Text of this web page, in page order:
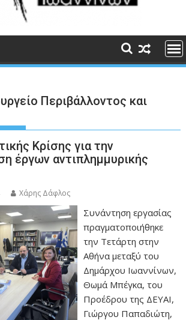
Περιβάλλοντος και
Κρίσης για την
έργων αντιπλημμυρικής
Χάρης Δάφλος
Συνάντηση εργασίας
πραγματοποιήθηκε
την Τετάρτη στην
Αθήνα μεταξύ του
Δημάρχου Ιωαννίνων,
Θωμά Μπέγκα, του
Προέδρου της ΔΕΥΑΙ,
Γιώργου Παπαδιώτη,